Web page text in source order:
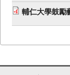
輔仁大學鼓勵